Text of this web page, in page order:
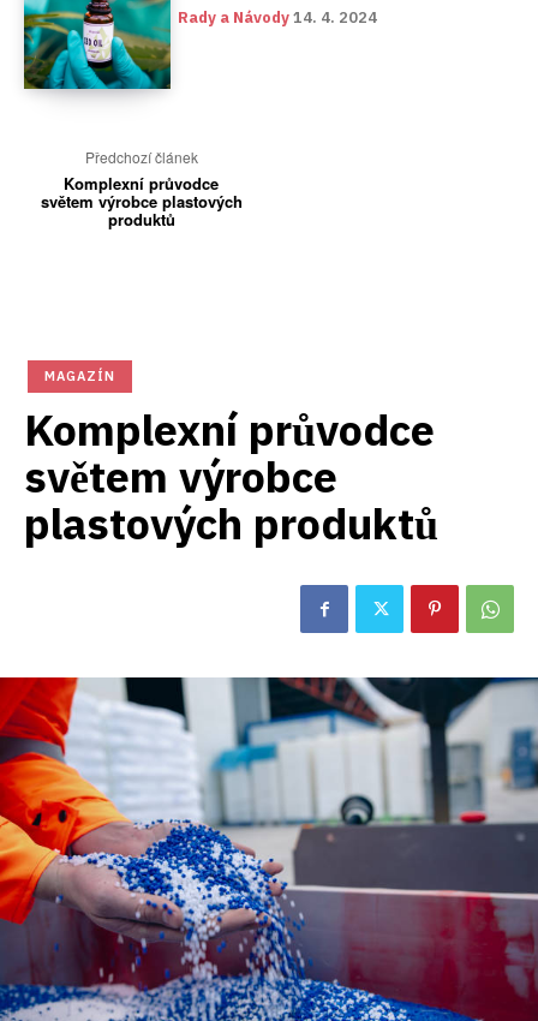
Rady a Návody14. 4. 2024
Předchozí článek
Komplexní průvodce
světem výrobce plastových
produktů